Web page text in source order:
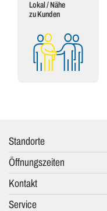
Lokal / Nähe
zu Kunden
Standorte
Öffnungszeiten
Kontakt
Service